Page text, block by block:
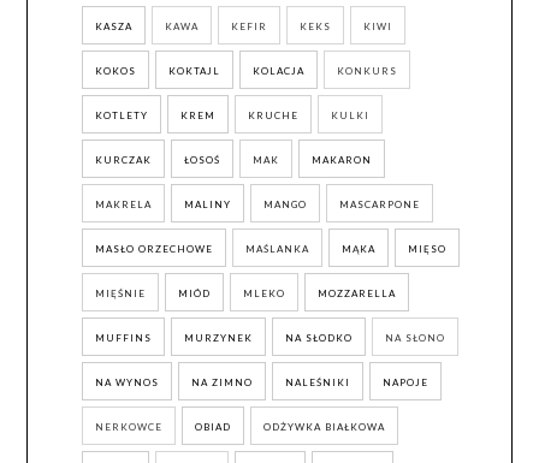
KASZA KAWA KEFIR KEKS KIWI
KOKOS KOKTAJL KOLACJA KONKURS
KOTLETY KREM KRUCHE KULKI
KURCZAK ŁOSOŚ MAK MAKARON
MAKRELA MALINY MANGO MASCARPONE
MASŁO ORZECHOWE MAŚLANKA MĄKA MIĘSO
MIĘŚNIE MIÓD MLEKO MOZZARELLA
MUFFINS MURZYNEK NA SŁODKO NA SŁONO
NA WYNOS NA ZIMNO NALEŚNIKI NAPOJE
NERKOWCE OBIAD ODŻYWKA BIAŁKOWA